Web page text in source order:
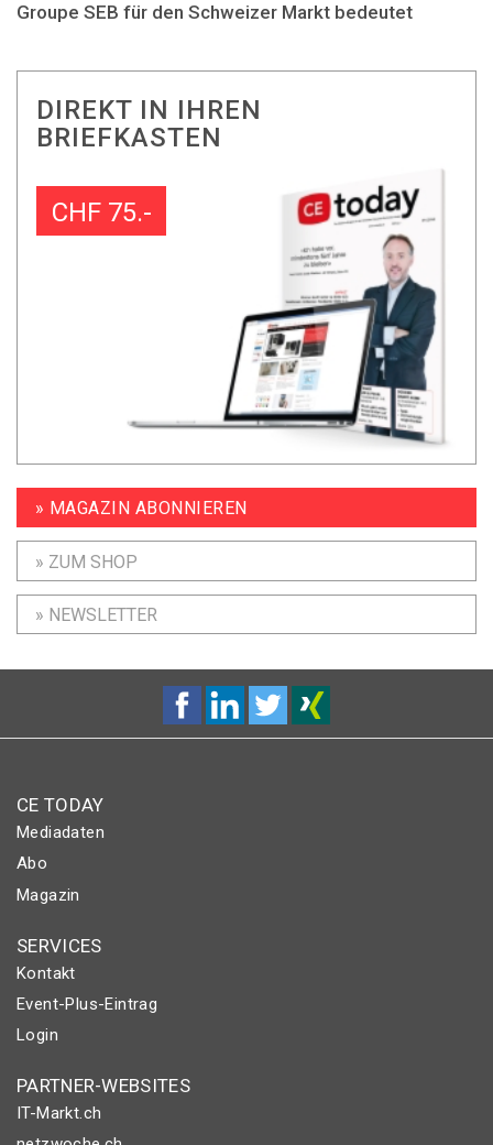
Groupe SEB für den Schweizer Markt bedeutet
DIREKT IN IHREN
BRIEFKASTEN
CHF 75.-
» MAGAZIN ABONNIEREN
» ZUM SHOP
» NEWSLETTER
CE TODAY
Mediadaten
Abo
Magazin
SERVICES
Kontakt
Event-Plus-Eintrag
Login
PARTNER-WEBSITES
IT-Markt.ch